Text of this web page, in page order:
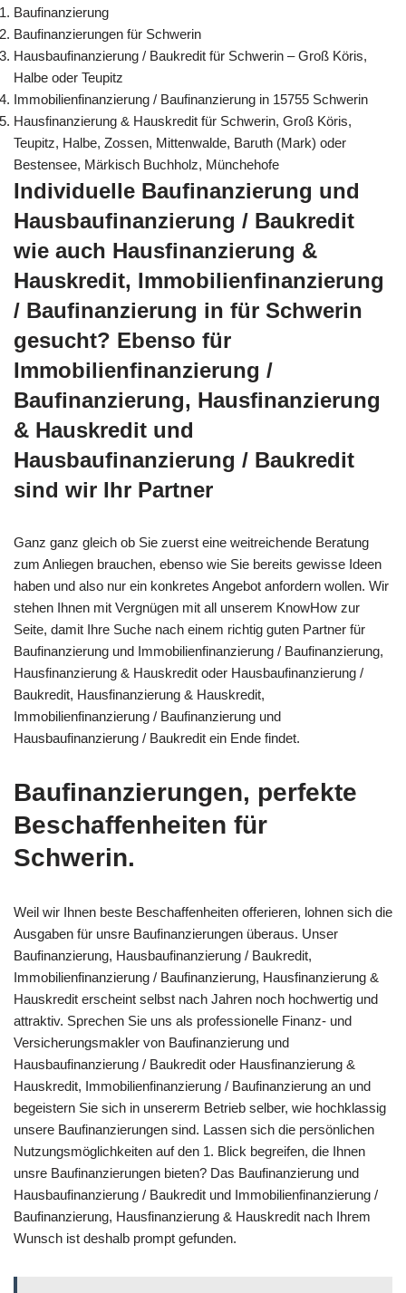
Baufinanzierung
Baufinanzierungen für Schwerin
Hausbaufinanzierung / Baukredit für Schwerin – Groß Köris,
Halbe oder Teupitz
Immobilienfinanzierung / Baufinanzierung in 15755 Schwerin
Hausfinanzierung & Hauskredit für Schwerin, Groß Köris,
Teupitz, Halbe, Zossen, Mittenwalde, Baruth (Mark) oder
Bestensee, Märkisch Buchholz, Münchehofe
Individuelle Baufinanzierung und
Hausbaufinanzierung / Baukredit
wie auch Hausfinanzierung &
Hauskredit, Immobilienfinanzierung
/ Baufinanzierung in für Schwerin
gesucht? Ebenso für
Immobilienfinanzierung /
Baufinanzierung, Hausfinanzierung
& Hauskredit und
Hausbaufinanzierung / Baukredit
sind wir Ihr Partner
Ganz ganz gleich ob Sie zuerst eine weitreichende Beratung
zum Anliegen brauchen, ebenso wie Sie bereits gewisse Ideen
haben und also nur ein konkretes Angebot anfordern wollen. Wir
stehen Ihnen mit Vergnügen mit all unserem KnowHow zur
Seite, damit Ihre Suche nach einem richtig guten Partner für
Baufinanzierung und Immobilienfinanzierung / Baufinanzierung,
Hausfinanzierung & Hauskredit oder Hausbaufinanzierung /
Baukredit, Hausfinanzierung & Hauskredit,
Immobilienfinanzierung / Baufinanzierung und
Hausbaufinanzierung / Baukredit ein Ende findet.
Baufinanzierungen, perfekte
Beschaffenheiten für
Schwerin.
Weil wir Ihnen beste Beschaffenheiten offerieren, lohnen sich die
Ausgaben für unsre Baufinanzierungen überaus. Unser
Baufinanzierung, Hausbaufinanzierung / Baukredit,
Immobilienfinanzierung / Baufinanzierung, Hausfinanzierung &
Hauskredit erscheint selbst nach Jahren noch hochwertig und
attraktiv. Sprechen Sie uns als professionelle Finanz- und
Versicherungsmakler von Baufinanzierung und
Hausbaufinanzierung / Baukredit oder Hausfinanzierung &
Hauskredit, Immobilienfinanzierung / Baufinanzierung an und
begeistern Sie sich in unsererm Betrieb selber, wie hochklassig
unsere Baufinanzierungen sind. Lassen sich die persönlichen
Nutzungsmöglichkeiten auf den 1. Blick begreifen, die Ihnen
unsre Baufinanzierungen bieten? Das Baufinanzierung und
Hausbaufinanzierung / Baukredit und Immobilienfinanzierung /
Baufinanzierung, Hausfinanzierung & Hauskredit nach Ihrem
Wunsch ist deshalb prompt gefunden.